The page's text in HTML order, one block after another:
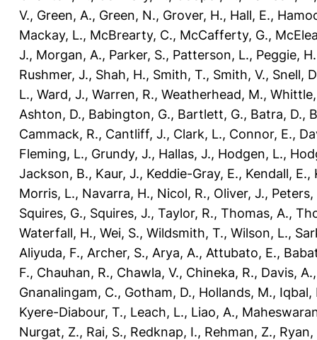
V., Green, A., Green, N., Grover, H., Hall, E.,
Mackay, L., McBrearty, C., McCafferty, G.,
J., Morgan, A., Parker, S., Patterson, L., Peggie, H.
Rushmer, J., Shah, H., Smith, T., Smith, V., Snell,
L., Ward, J., Warren, R., Weatherhead, M.,
Ashton, D., Babington, G., Bartlett, G., Batra, D.,
Cammack, R., Cantliff, J., Clark, L., Connor, E.,
Fleming, L., Grundy, J., Hallas, J., Hodgen, L.,
Jackson, B., Kaur, J., Keddie-Gray, E., Kendall, E.,
Morris, L., Navarra, H., Nicol, R., Oliver, J., Peters,
Squires, G., Squires, J., Taylor, R., Thomas, A.,
Waterfall, H., Wei, S., Wildsmith, T., Wilson, L.,
Aliyuda, F., Archer, S., Arya, A., Attubato, E.,
F., Chauhan, R., Chawla, V., Chineka, R., Davis, A.
Gnanalingam, C., Gotham, D., Hollands, M., Iqbal,
Kyere-Diabour, T., Leach, L., Liao, A.,
Nurgat, Z., Rai, S., Redknap, I., Rehman, Z., Ryan,